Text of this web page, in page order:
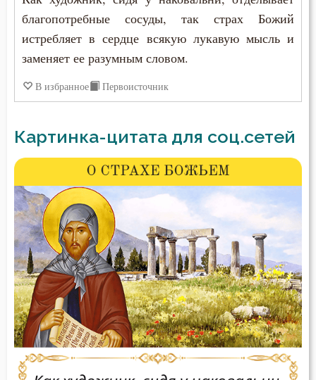
благопотребные сосуды, так страх Божий
истребляет в сердце всякую лукавую мысль и
заменяет ее разумным словом.
В избранное Первоисточник
Картинка-цитата для соц.сетей